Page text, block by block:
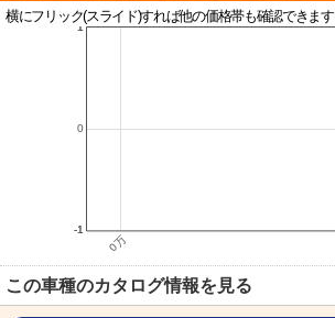
横にフリック(スライド)すれば他の価格帯も確認できます
この車種のカタログ情報を見る